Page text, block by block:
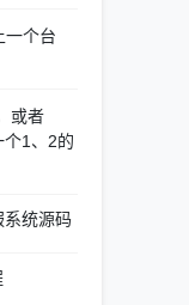
一个台
或者
1、2的
统源码